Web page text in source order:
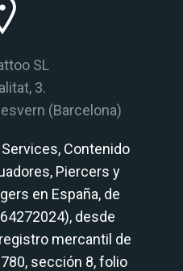
SL
3.
(Barcelona)
Contenido
Piercers y
en España, de
desde
mercantil de
sección 8, folio